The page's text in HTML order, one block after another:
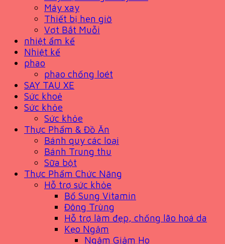
Máy xay
Thiết bị hẹn giờ
Vợt Bắt Muỗi
nhiệt ẩm kế
Nhiệt kế
phao
phao chống loét
SAY TAU XE
Sức khoẻ
Sức khỏe
Sức khỏe
Thực Phẩm & Đồ Ăn
Bánh quy các loại
Bánh Trung thu
Sữa bột
Thực Phẩm Chức Năng
Hỗ trợ sức khỏe
Bổ Sung Vitamin
Đông Trùng
Hỗ trợ làm đẹp, chống lão hoá da
Kẹo Ngậm
Ngậm Giảm Ho